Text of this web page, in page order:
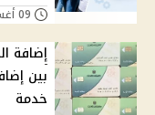
بين
خدمة